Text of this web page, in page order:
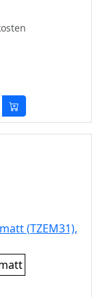
(TZEM31),